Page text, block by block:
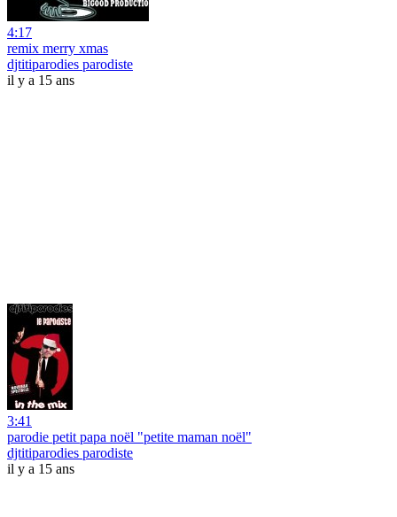
4:17
remix merry xmas
djtitiparodies parodiste
il y a 15 ans
3:41
parodie petit papa noël "petite maman noël"
djtitiparodies parodiste
il y a 15 ans